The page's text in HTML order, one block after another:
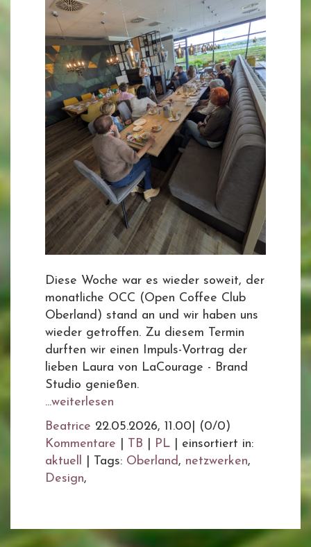
Diese Woche war es wieder soweit, der
monatliche OCC (Open Coffee Club
Oberland) stand an und wir haben uns
wieder getroffen. Zu diesem Termin
durften wir einen Impuls-Vortrag der
lieben Laura von LaCourage - Brand
Studio genießen.
...weiterlesen
Beatrice 22.05.2026, 11.00
(0/0)
Kommentare
TB PL
einsortiert in:
aktuell
Tags: Oberland, netzwerken,
Design,